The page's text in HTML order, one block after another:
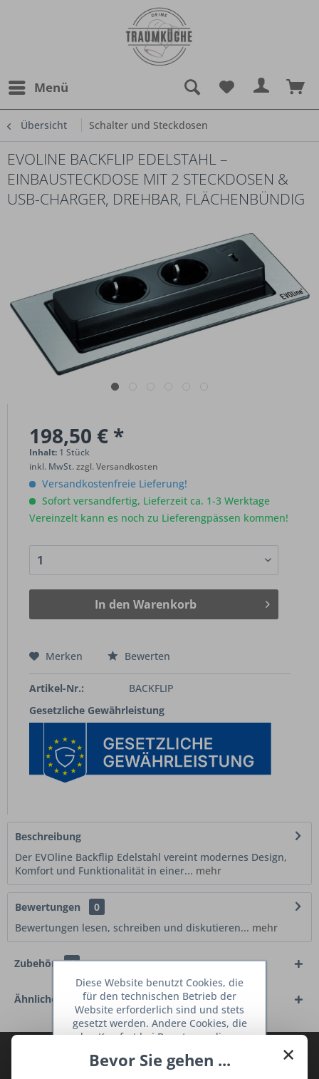
Menü
Übersicht Schalter und Steckdosen
EVOLINE BACKFLIP EDELSTAHL –
EINBAUSTECKDOSE MIT 2 STECKDOSEN &
USB-CHARGER, DREHBAR, FLÄCHENBÜNDIG
198,50 € *
Inhalt: 1 Stück
inkl. MwSt.zzgl. Versandkosten
Versandkostenfreie Lieferung!
Sofort versandfertig, Lieferzeit ca. 1-3 Werktage
Vereinzelt kann es noch zu Lieferengpässen kommen!
In den Warenkorb
Merken Bewerten
Artikel-Nr.:
BACKFLIP
Gesetzliche Gewährleistung
Beschreibung
Der EVOline Backflip Edelstahl vereint modernes Design,
Komfort und Funktionalität in einer... mehr
Bewertungen
0
Bewertungen lesen, schreiben und diskutieren... mehr
Zubehör 1
Ähnliche Artikel
Abonnieren Sie den kostenlosen Deine
TraumKüche Newsletter und verpassen
×
Bevor Sie gehen ...
Diese Website benutzt Cookies, die
für den technischen Betrieb der
Website erforderlich sind und stets
gesetzt werden. Andere Cookies, die
den Komfort bei Benutzung dieser
dienen oder die Interaktion mit